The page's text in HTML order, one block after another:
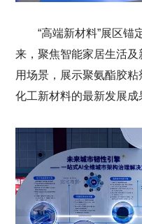
“高端新材料”展区锚
来，聚焦智能家居生活
用场景，展示聚氨酯胶
化工新材料的最新发展成